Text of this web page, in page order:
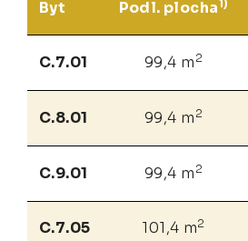
Byt Podl. plocha1)
C.7.01 99,4 m 2
C.8.01 99,4 m 2
C.9.01 99,4 m 2
C.7.05 101,4 m2